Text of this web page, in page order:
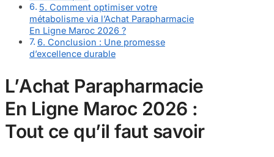
5. Comment optimiser votre
métabolisme via l’Achat Parapharmacie
En Ligne Maroc 2026 ?
6. Conclusion : Une promesse
d’excellence durable
L’Achat Parapharmacie
En Ligne Maroc 2026 :
Tout ce qu’il faut savoir